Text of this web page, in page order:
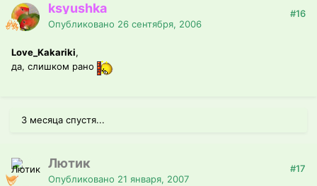
ksyushka
Опубликовано 26 сентября, 2006
#16
Love_Kakariki,
да, слишком рано
3 месяца спустя...
Лютик
Опубликовано 21 января, 2007
#17